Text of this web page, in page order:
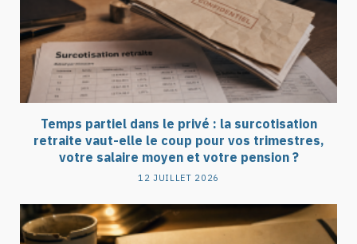
Temps partiel dans le privé : la surcotisation
retraite vaut-elle le coup pour vos trimestres,
votre salaire moyen et votre pension ?
12 JUILLET 2026